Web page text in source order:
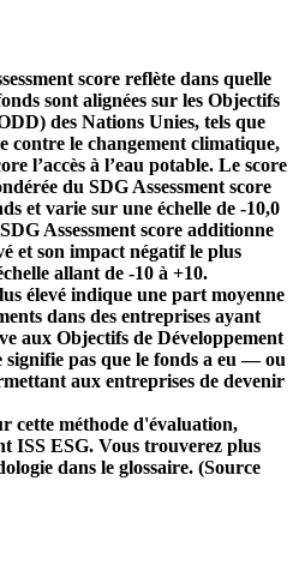
score reflète dans quelle
sont alignées sur les Objectifs
des Nations Unies, tels que
contre le changement climatique,
l’accès à l’eau potable. Le score
du SDG Assessment score
et varie sur une échelle de -10,0
Assessment score additionne
et son impact négatif le plus
allant de -10 à +10.
élevé indique une part moyenne
dans des entreprises ayant
aux Objectifs de Développement
pas que le fonds a eu — ou
aux entreprises de devenir
cette méthode d'évaluation,
ISS ESG. Vous trouverez plus
dans le glossaire. (Source